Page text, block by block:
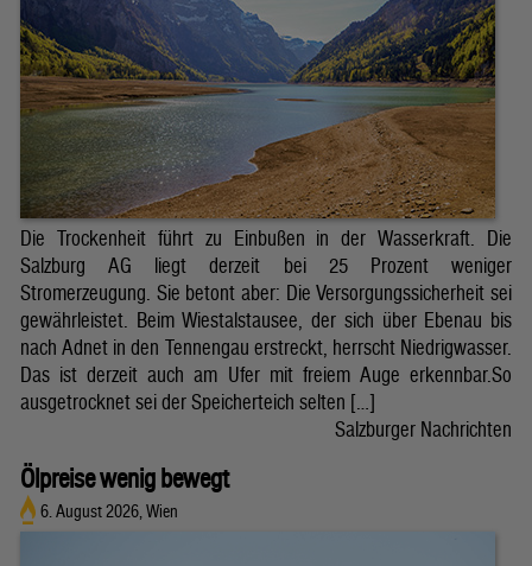
Die Trockenheit führt zu Einbußen in der Wasserkraft. Die
Salzburg AG liegt derzeit bei 25 Prozent weniger
Stromerzeugung. Sie betont aber: Die Versorgungssicherheit sei
gewährleistet. Beim Wiestalstausee, der sich über Ebenau bis
nach Adnet in den Tennengau erstreckt, herrscht Niedrigwasser.
Das ist derzeit auch am Ufer mit freiem Auge erkennbar.So
ausgetrocknet sei der Speicherteich selten […]
Salzburger Nachrichten
Ölpreise wenig bewegt
6. August 2026, Wien